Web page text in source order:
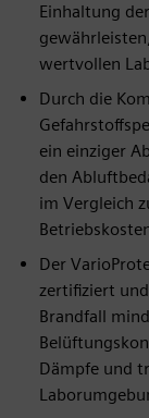
Einhaltung
wertvollen
Durch die
ein einziger
den
im Vergleich
Der
zertifiziert
Brandfall
Dämpfe und